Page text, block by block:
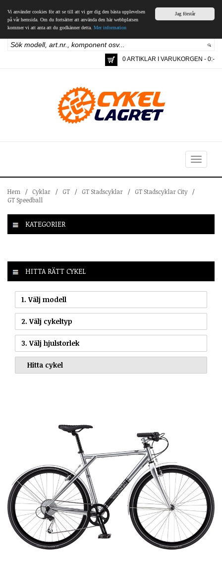
Jag förstår
Vi använder cookies för att se till att vi ger dig den bästa upplevelsen
på vår hemsida. Om du fortsätter att använda den här webbplatsen
kommer vi att anta att du godkänner detta. Mer information
0 ARTIKLAR I VARUKORGEN - 0:-
Toggle
navigation
Hem / Cyklar / GT / GT Stadscyklar / GT Stadscyklar City
/
GT Speedball
KATEGORIER
HITTA RÄTT CYKEL
1. Välj modell
2. Välj cykeltyp
3. Välj hjulstorlek